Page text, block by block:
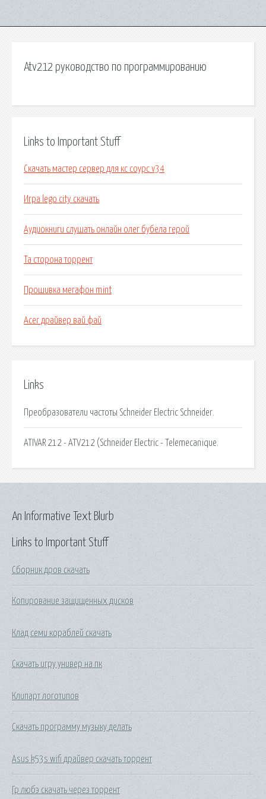
Atv212 руководство по программированию
Links to Important Stuff
Скачать мастер сервер для кс соурс v34
Игра lego city скачать
Аудиокниги слушать онлайн олег бубела герой
Та сторона торрент
Прошивка мегафон mint
Acer драйвер вай фай
Links
Преобразователи частоты Schneider Electric Schneider.
ATIVAR 212 - ATV212 (Schneider Electric - Telemecanique.
Links to Important Stuff
Сборник дров скачать
Копирование защищенных дисков
Клад семи кораблей скачать
Скачать игру универ на пк
Клипарт логотипов
Скачать программу музыку делать
Asus k53s wifi драйвер скачать торрент
Гр любэ скачать через торрент
An Informative Text Blurb